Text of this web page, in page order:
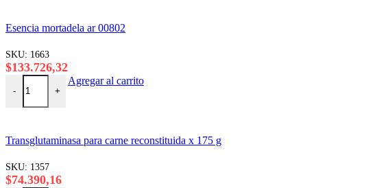
Esencia mortadela ar 00802
SKU: 1663
$133.726,32
-
Esencia mortadela ar 00802 cantidad
+
Agregar al carrito
Transglutaminasa para carne reconstituida x 175 g
SKU: 1357
$74.390,16